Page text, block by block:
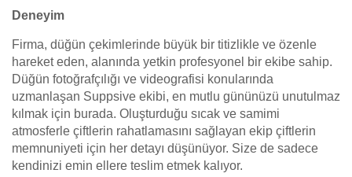
Deneyim
Firma, düğün çekimlerinde büyük bir titizlikle ve özenle
hareket eden, alanında yetkin profesyonel bir ekibe sahip.
Düğün fotoğrafçılığı ve videografisi konularında
uzmanlaşan Suppsive ekibi, en mutlu gününüzü unutulmaz
kılmak için burada. Oluşturduğu sıcak ve samimi
atmosferle çiftlerin rahatlamasını sağlayan ekip çiftlerin
memnuniyeti için her detayı düşünüyor. Size de sadece
kendinizi emin ellere teslim etmek kalıyor.